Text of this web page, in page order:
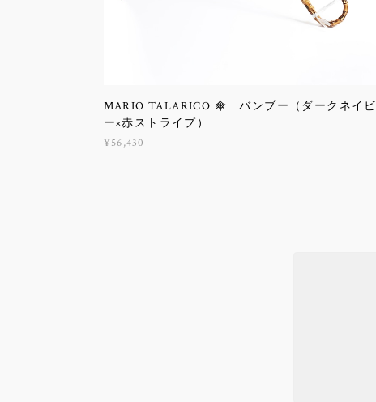
MARIO TALARICO 傘 バンブー（ダークネイビ
ー×赤ストライプ）
¥56,430